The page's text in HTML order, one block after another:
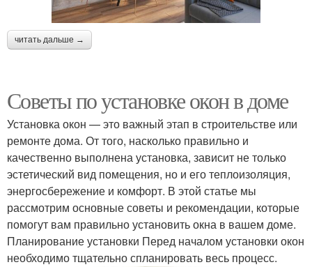
читать дальше →
Советы по установке окон в доме
Установка окон — это важный этап в строительстве или
ремонте дома. От того, насколько правильно и
качественно выполнена установка, зависит не только
эстетический вид помещения, но и его теплоизоляция,
энергосбережение и комфорт. В этой статье мы
рассмотрим основные советы и рекомендации, которые
помогут вам правильно установить окна в вашем доме.
Планирование установки Перед началом установки окон
необходимо тщательно спланировать весь процесс.